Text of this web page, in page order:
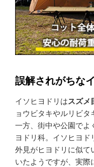
誤解されがちな
イソヒヨドリはスズメ
ョウビタキやルリビタ
一方、街中や公園でよ
ヨドリ科。イソヒヨド
外見がヒヨドリに似て
いたようですが、実際